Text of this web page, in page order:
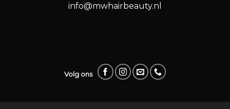
info@mwhairbeauty.nl
Volg ons